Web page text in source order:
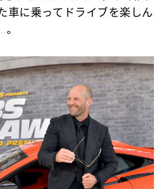
車に乗ってドライブを楽しん